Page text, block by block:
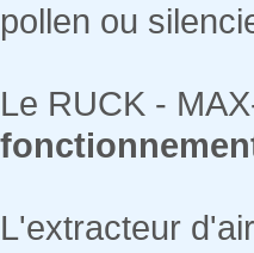
pollen ou
Le RUCK -
L'extracteur